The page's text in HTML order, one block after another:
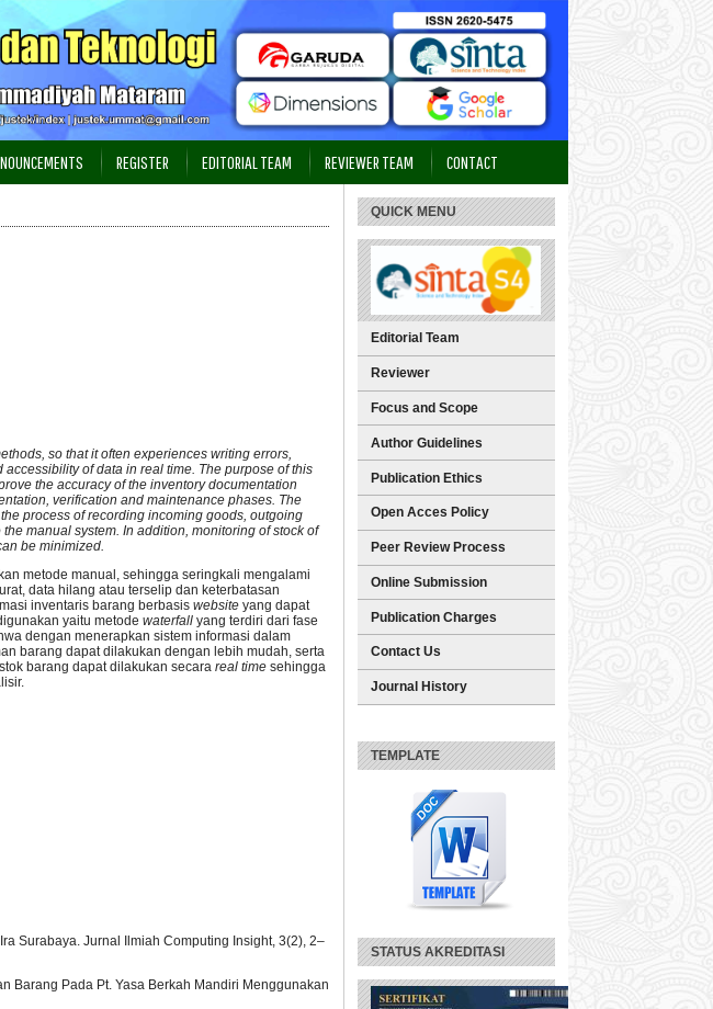
QUICK MENU
Editorial Team
Reviewer
Focus and Scope
Author Guidelines
Publication Ethics
Open Acces Policy
Peer Review Process
Online Submission
Publication Charges
Contact Us
Journal History
TEMPLATE
STATUS AKREDITASI
REGISTER EDITORIAL TEAM REVIEWER TEAM CONTACT
so that it often experiences writing errors,
of data in real time. The purpose of this
the accuracy of the inventory documentation
verification and maintenance phases. The
process of recording incoming goods, outgoing
manual system. In addition, monitoring of stock of
be minimized.
metode manual, sehingga seringkali mengalami
data hilang atau terselip dan keterbatasan
inventaris barang berbasis website yang dapat
yaitu metode waterfall yang terdiri dari fase
dengan menerapkan sistem informasi dalam
barang dapat dilakukan dengan lebih mudah, serta
barang dapat dilakukan secara real time sehingga
Surabaya. Jurnal Ilmiah Computing Insight, 3(2), 2–
Barang Pada Pt. Yasa Berkah Mandiri Menggunakan